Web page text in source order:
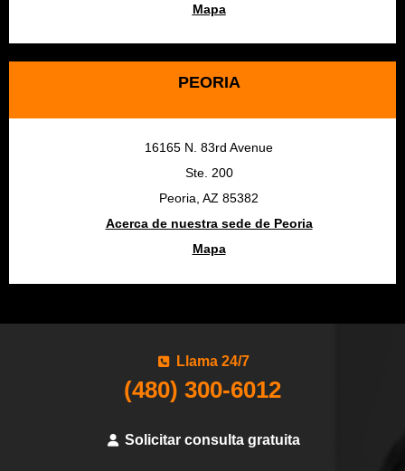
Mapa
PEORIA
16165 N. 83rd Avenue
Ste. 200
Peoria, AZ 85382
Acerca de nuestra sede de Peoria
Mapa
Llama 24/7
(480) 300-6012
Solicitar consulta gratuita